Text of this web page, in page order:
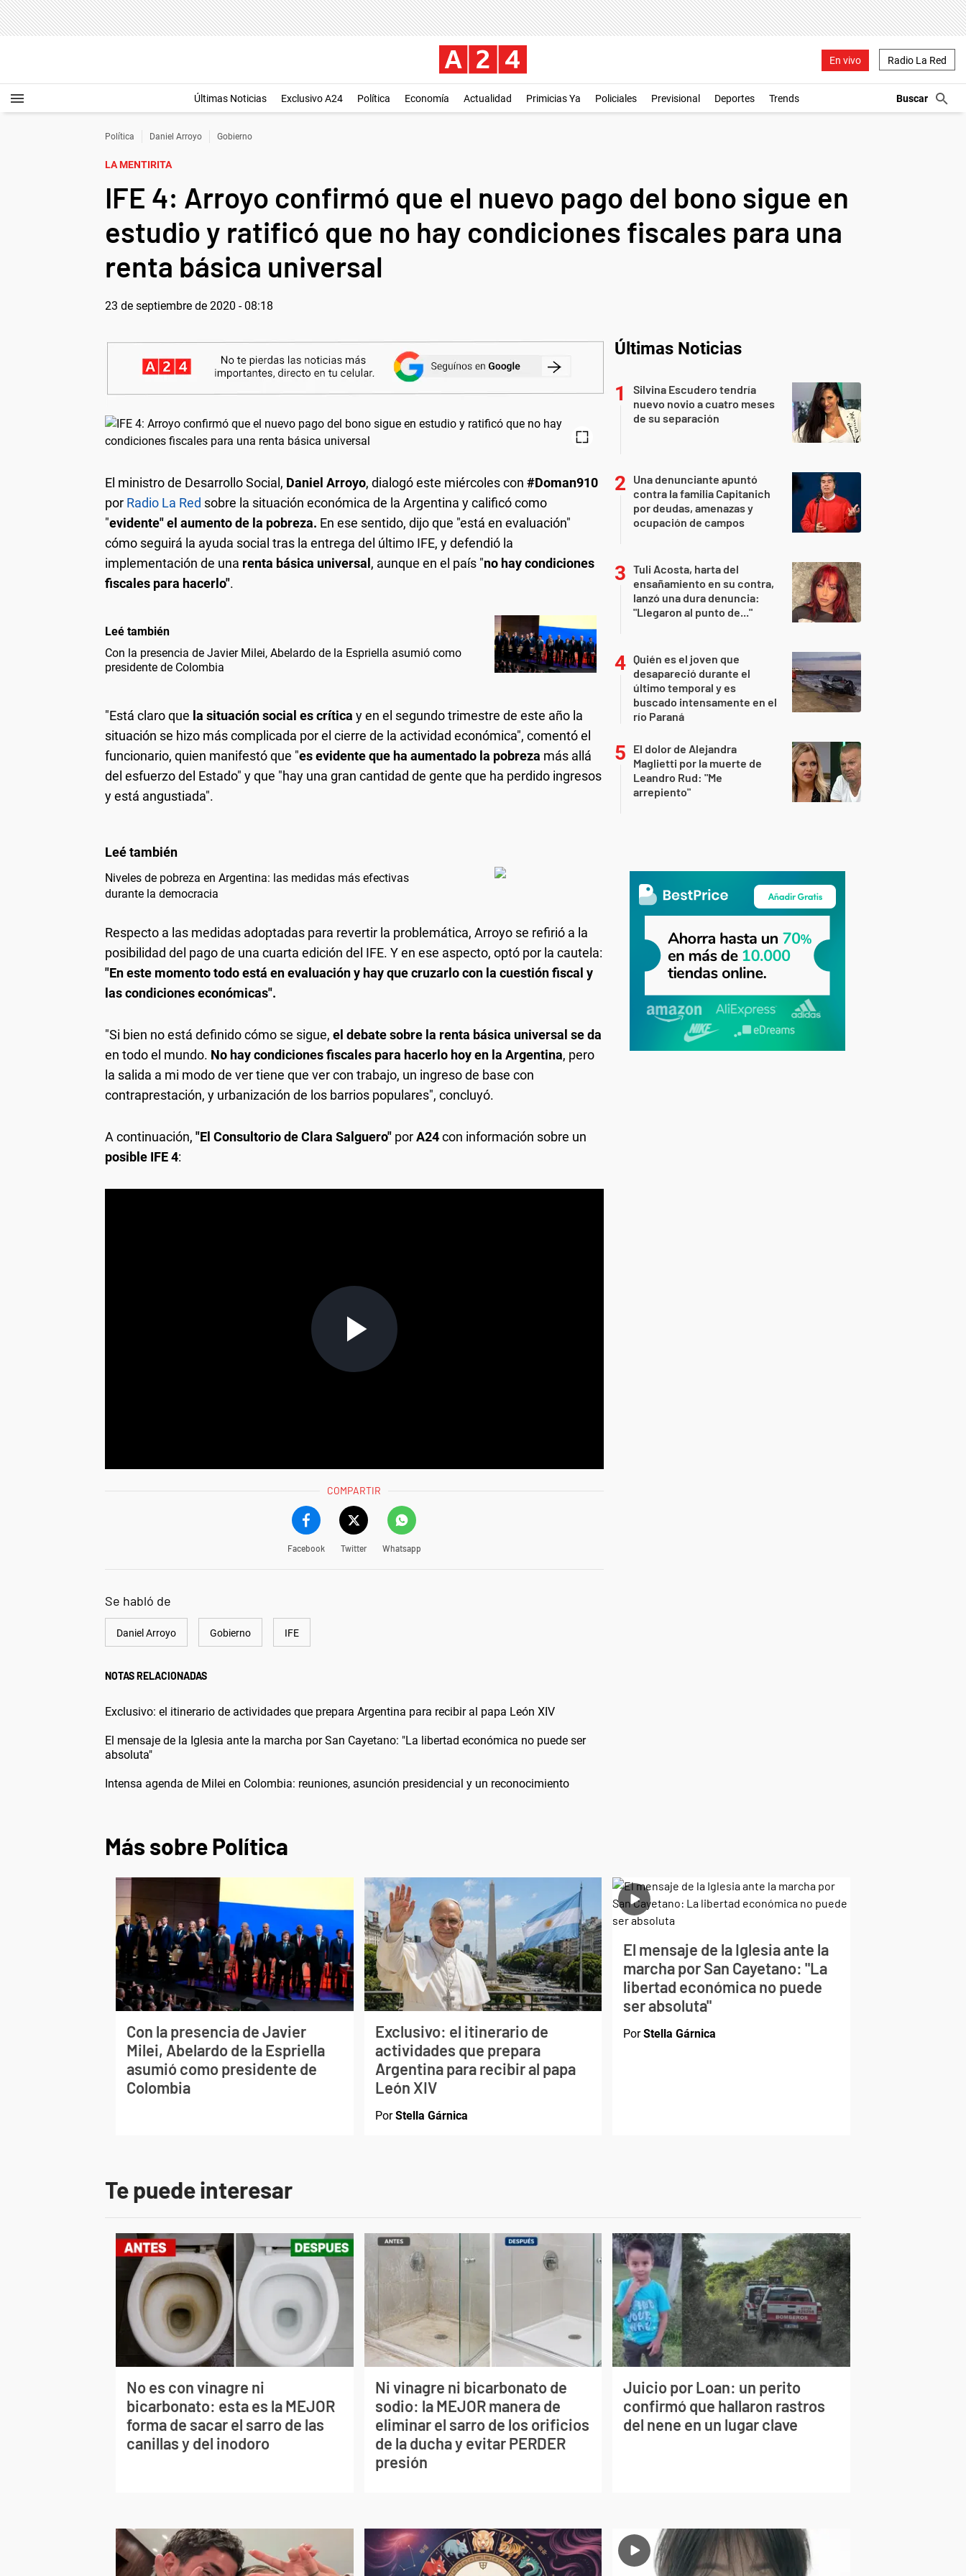
En vivo Radio La Red
Últimas Noticias Exclusivo A24 Política Economía Actualidad Primicias Ya Policiales Previsional Deportes Trends
Política Daniel Arroyo Gobierno
LA MENTIRITA
IFE 4: Arroyo confirmó que el nuevo pago del bono sigue en
estudio y ratificó que no hay condiciones fiscales para una
renta básica universal
23 de septiembre de 2020 - 08:18
El ministro de Desarrollo Social, Daniel Arroyo, dialogó este miércoles con #Doman910
por Radio La Red sobre la situación económica de la Argentina y calificó como
"evidente" el aumento de la pobreza. En ese sentido, dijo que "está en evaluación"
cómo seguirá la ayuda social tras la entrega del último IFE, y defendió la
implementación de una renta básica universal , aunque en el país "no hay condiciones
fiscales para hacerlo".
Leé también
Con la presencia de Javier Milei, Abelardo de la Espriella asumió como
presidente de Colombia
"Está claro que la situación social es crítica y en el segundo trimestre de este año la
situación se hizo más complicada por el cierre de la actividad económica", comentó el
funcionario, quien manifestó que "es evidente que ha aumentado la pobreza más allá
del esfuerzo del Estado" y que "hay una gran cantidad de gente que ha perdido ingresos
y está angustiada".
Niveles de pobreza en Argentina: las medidas más efectivas
durante la democracia
Respecto a las medidas adoptadas para revertir la problemática, Arroyo se refirió a la
posibilidad del pago de una cuarta edición del IFE. Y en ese aspecto, optó por la cautela:
"En este momento todo está en evaluación y hay que cruzarlo con la cuestión fiscal y
las condiciones económicas".
"Si bien no está definido cómo se sigue, el debate sobre la renta básica universal se da
en todo el mundo. No hay condiciones fiscales para hacerlo hoy en la Argentina, pero
la salida a mi modo de ver tiene que ver con trabajo, un ingreso de base con
contraprestación, y urbanización de los barrios populares", concluyó.
A continuación, "El Consultorio de Clara Salguero" porA24con información sobre un
posible IFE 4:
COMPARTIR
Facebook Twitter Whatsapp
Se habló de
Daniel Arroyo Gobierno IFE
NOTAS RELACIONADAS
Exclusivo: el itinerario de actividades que prepara Argentina para recibir al papa León XIV
El mensaje de la Iglesia ante la marcha por San Cayetano: "La libertad económica no puede ser
absoluta"
Intensa agenda de Milei en Colombia: reuniones, asunción presidencial y un reconocimiento
Últimas Noticias
Silvina Escudero tendría
nuevo novio a cuatro meses
de su separación
Una denunciante apuntó
contra la familia Capitanich
por deudas, amenazas y
ocupación de campos
Tuli Acosta, harta del
ensañamiento en su contra,
lanzó una dura denuncia:
"Llegaron al punto de..."
Quién es el joven que
desapareció durante el
último temporal y es
buscado intensamente en el
río Paraná
El dolor de Alejandra
Maglietti por la muerte de
Leandro Rud: "Me
arrepiento"
Más sobre Política
Con la presencia de Javier
Milei, Abelardo de la Espriella
asumió como presidente de
Colombia
Exclusivo: el itinerario de
actividades que prepara
Argentina para recibir al papa
León XIV
PorStella Gárnica
El mensaje de la Iglesia ante la
marcha por San Cayetano: "La
libertad económica no puede
ser absoluta"
PorStella Gárnica
Te puede interesar
No es con vinagre ni
bicarbonato: esta es la MEJOR
forma de sacar el sarro de las
canillas y del inodoro
Ni vinagre ni bicarbonato de
sodio: la MEJOR manera de
eliminar el sarro de los orificios
de la ducha y evitar PERDER
presión
Juicio por Loan: un perito
confirmó que hallaron rastros
del nene en un lugar clave